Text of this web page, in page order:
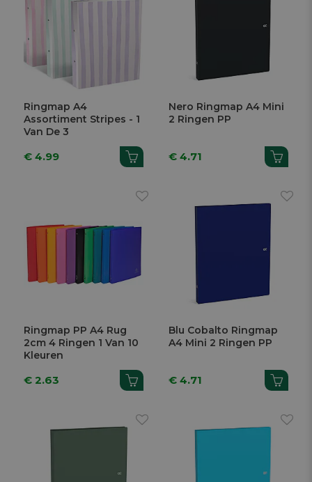
Ringmap A4
Assortiment Stripes - 1
Van De 3
€ 4.99
Nero Ringmap A4 Mini
2 Ringen PP
€ 4.71
Ringmap PP A4 Rug
2cm 4 Ringen 1 Van 10
Kleuren
€ 2.63
Blu Cobalto Ringmap
A4 Mini 2 Ringen PP
€ 4.71